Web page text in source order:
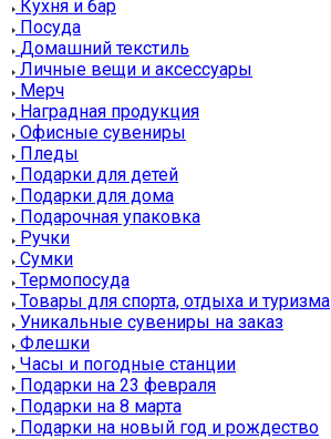
Кухня и бар
Посуда
Домашний текстиль
Личные вещи и аксессуары
Мерч
Наградная продукция
Офисные сувениры
Пледы
Подарки для детей
Подарки для дома
Подарочная упаковка
Ручки
Сумки
Термопосуда
Товары для спорта, отдыха и туризма
Уникальные сувениры на заказ
Флешки
Часы и погодные станции
Подарки на 23 февраля
Подарки на 8 марта
Подарки на новый год и рождество